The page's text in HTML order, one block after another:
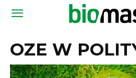
Magazyn
OZE W